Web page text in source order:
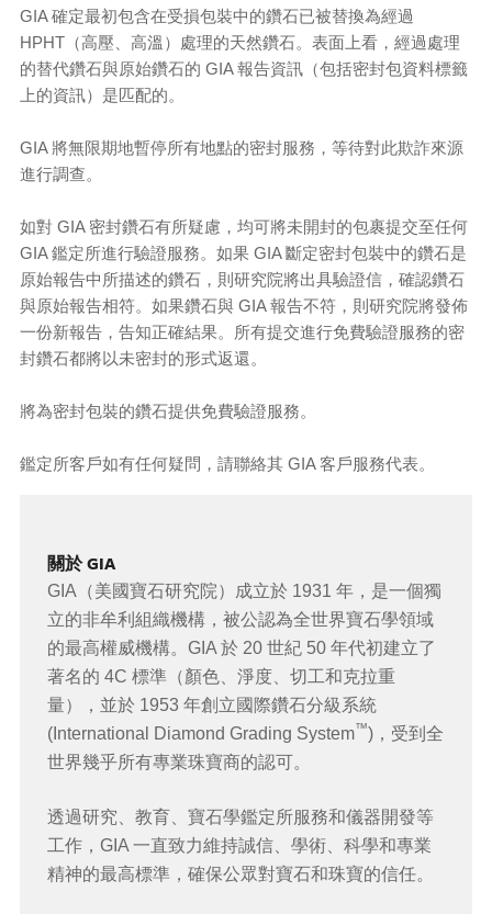
GIA 確定最初包含在受損包裝中的鑽石已被替換為經過
HPHT（高壓、高溫）處理的天然鑽石。表面上看，經過處理
的替代鑽石與原始鑽石的 GIA 報告資訊（包括密封包資料標籤
上的資訊）是匹配的。
GIA 將無限期地暫停所有地點的密封服務，等待對此欺詐來源
進行調查。
如對 GIA 密封鑽石有所疑慮，均可將未開封的包裹提交至任何
GIA 鑑定所進行驗證服務。如果 GIA 斷定密封包裝中的鑽石是
原始報告中所描述的鑽石，則研究院將出具驗證信，確認鑽石
與原始報告相符。如果鑽石與 GIA 報告不符，則研究院將發佈
一份新報告，告知正確結果。所有提交進行免費驗證服務的密
封鑽石都將以未密封的形式返還。
將為密封包裝的鑽石提供免費驗證服務。
鑑定所客戶如有任何疑問，請聯絡其 GIA 客戶服務代表。
關於 GIA
GIA（美國寶石研究院）成立於 1931 年，是一個獨
立的非牟利組織機構，被公認為全世界寶石學領域
的最高權威機構。GIA 於 20 世紀 50 年代初建立了
著名的 4C 標準（顏色、淨度、切工和克拉重
量），並於 1953 年創立國際鑽石分級系統
(International Diamond Grading System™)，受到全
世界幾乎所有專業珠寶商的認可。
透過研究、教育、寶石學鑑定所服務和儀器開發等
工作，GIA 一直致力維持誠信、學術、科學和專業
精神的最高標準，確保公眾對寶石和珠寶的信任。